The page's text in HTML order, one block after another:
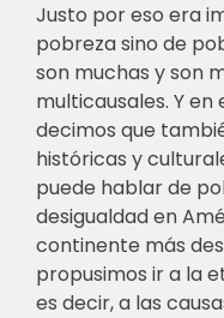
Justo por eso era
pobreza sino de
son muchas y son
multicausales. Y
decimos que
históricas y
puede hablar de
desigualdad en
continente más
propusimos ir a la
es decir, a las